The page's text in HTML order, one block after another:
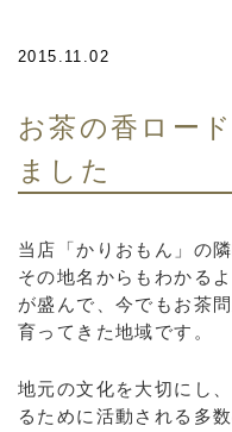
2015.11.02
お茶の香ロー
ました
当店「かりおもん」の
その地名からもわかる
が盛んで、今でもお茶
育ってきた地域です。
地元の文化を大切にし
るために活動される多